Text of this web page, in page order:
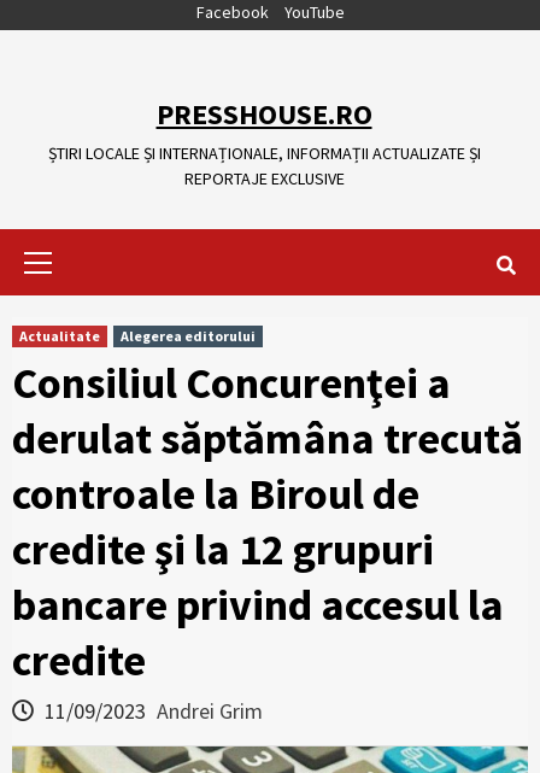
Facebook YouTube
PRESSHOUSE.RO
ȘTIRI LOCALE ȘI INTERNAȚIONALE, INFORMAȚII ACTUALIZATE ȘI
REPORTAJE EXCLUSIVE
Actualitate Alegerea editorului
Consiliul Concurenţei a
derulat săptămâna trecută
controale la Biroul de
credite şi la 12 grupuri
bancare privind accesul la
credite
11/09/2023 Andrei Grim